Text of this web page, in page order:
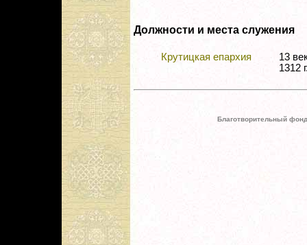
Должности и места служения
Крутицкая епархия
13
1312
Благотворительный